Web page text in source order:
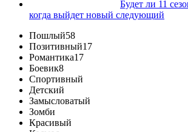
Будет ли 11
когда выйдет новый следующий
Пошлый58
Позитивный17
Романтика17
Боевик8
Спортивный
Детский
Замысловатый
Зомби
Красивый